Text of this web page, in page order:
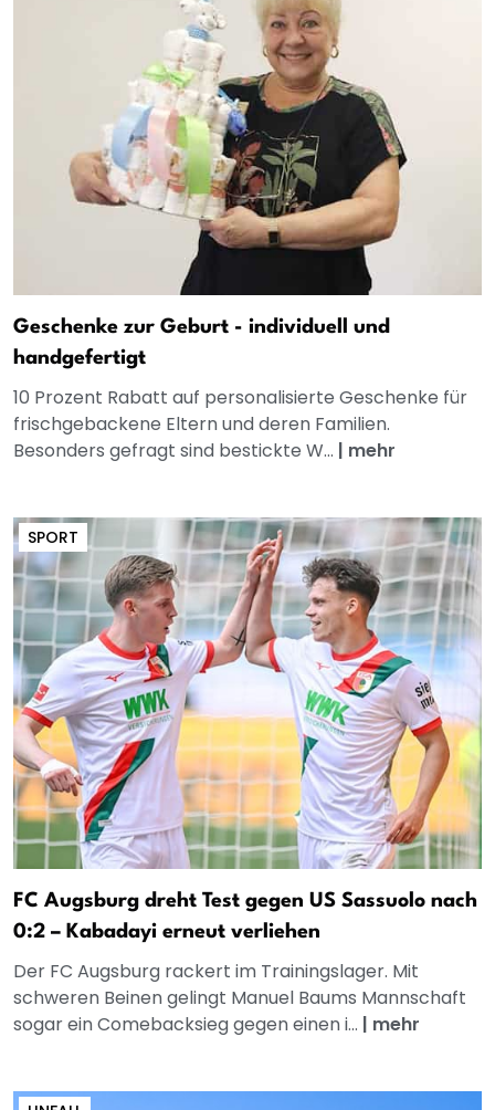
Geschenke zur Geburt - individuell und
handgefertigt
10 Prozent Rabatt auf personalisierte Geschenke für
frischgebackene Eltern und deren Familien.
Besonders gefragt sind bestickte W... | mehr
SPORT
FC Augsburg dreht Test gegen US Sassuolo nach
0:2 – Kabadayi erneut verliehen
Der FC Augsburg rackert im Trainingslager. Mit
schweren Beinen gelingt Manuel Baums Mannschaft
sogar ein Comebacksieg gegen einen i... | mehr